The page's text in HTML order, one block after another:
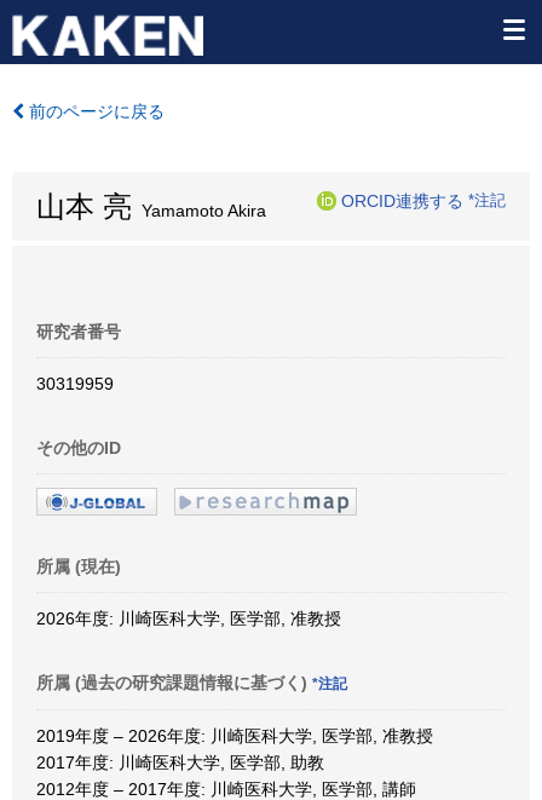
前のページに戻る
山本 亮 Yamamoto Akira
ORCID連携する *注記
研究者番号
30319959
その他のID
所属 (現在)
2026年度: 川崎医科大学, 医学部, 准教授
所属 (過去の研究課題情報に基づく) *注記
2019年度 – 2026年度: 川崎医科大学, 医学部, 准教授
2017年度: 川崎医科大学, 医学部, 助教
2012年度 – 2017年度: 川崎医科大学, 医学部, 講師